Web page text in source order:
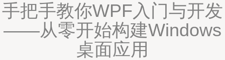
手把手教你WPF入门与开发
——从零开始构建Windows
桌面应用